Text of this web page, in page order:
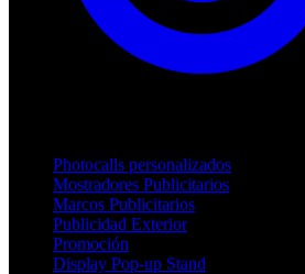
Photocalls personalizados
Mostradores Publicitarios
Marcos Publicitarios
Publicidad Exterior
Promoción
Display Pop-up Stand